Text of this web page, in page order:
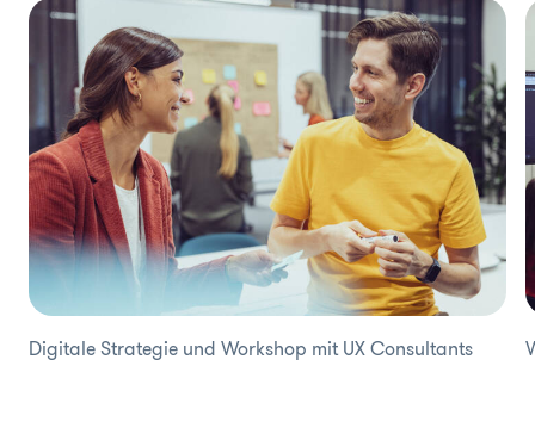
Digitale Strategie und Workshop mit UX Consultants